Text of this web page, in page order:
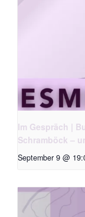
Im Gespräch |
Schramböck –
September 9 @